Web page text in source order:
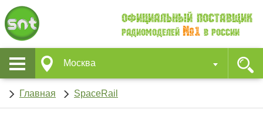
Официальный поставщик
Радиомоделей №1 в России
Москва
Главная SpaceRail